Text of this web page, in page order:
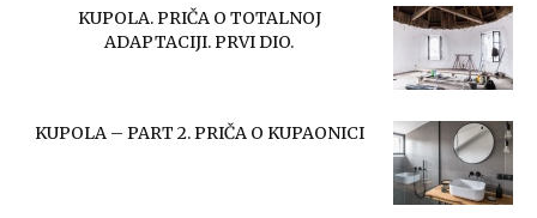
KUPOLA. PRIČA O TOTALNOJ
ADAPTACIJI. PRVI DIO.
KUPOLA – PART 2. PRIČA O KUPAONICI